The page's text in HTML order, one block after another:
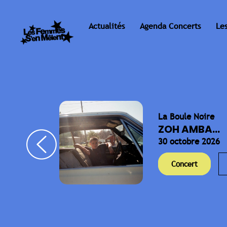
Actualités Agenda Concerts
La Boule Noire
ZOH AMBA...
30 octobre 2026
Concert